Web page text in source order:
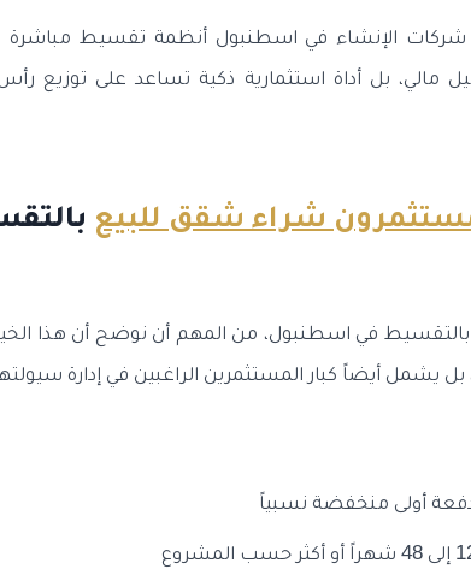
شركات الإنشاء في اسطنبول أنظمة تقسيط مباشرة
بل أداة استثمارية ذكية تساعد على توزيع
شراء شقق للبيع
في اسطنبول، من المهم أن نوضح أن هذا
يشمل أيضاً كبار المستثمرين الراغبين في إدارة
أولى منخفضة نسبياً